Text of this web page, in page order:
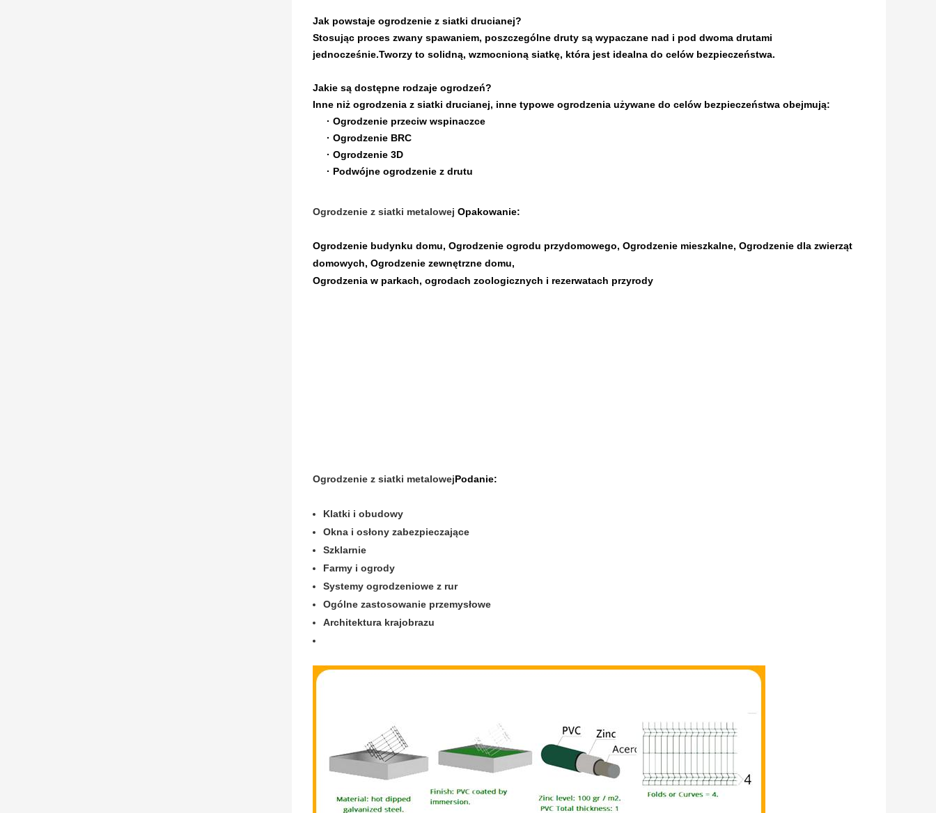
Jak powstaje ogrodzenie z siatki drucianej?
Stosując proces zwany spawaniem, poszczególne druty są wypaczane nad i pod dwoma drutami
jednocześnie.Tworzy to solidną, wzmocnioną siatkę, która jest idealna do celów bezpieczeństwa.
Jakie są dostępne rodzaje ogrodzeń?
Inne niż ogrodzenia z siatki drucianej, inne typowe ogrodzenia używane do celów bezpieczeństwa obejmują:
· Ogrodzenie przeciw wspinaczce
· Ogrodzenie BRC
· Ogrodzenie 3D
· Podwójne ogrodzenie z drutu
Ogrodzenie z siatki metalowej Opakowanie:
Ogrodzenie budynku domu, Ogrodzenie ogrodu przydomowego, Ogrodzenie mieszkalne, Ogrodzenie dla zwierząt
domowych, Ogrodzenie zewnętrzne domu,
Ogrodzenia w parkach, ogrodach zoologicznych i rezerwatach przyrody
Ogrodzenie z siatki metalowejPodanie:
Klatki i obudowy
Okna i osłony zabezpieczające
Szklarnie
Farmy i ogrody
Systemy ogrodzeniowe z rur
Ogólne zastosowanie przemysłowe
Architektura krajobrazu